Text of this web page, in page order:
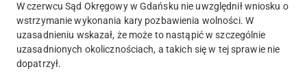
W czerwcu Sąd Okręgowy w Gdańsku nie uwzględnił wniosku o
wstrzymanie wykonania kary pozbawienia wolności. W
uzasadnieniu wskazał, że może to nastąpić w szczególnie
uzasadnionych okolicznościach, a takich się w tej sprawie nie
dopatrzył.